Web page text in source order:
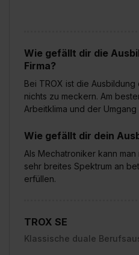
Wie gefällt dir die
Firma?
Bei TROX ist die
nichts zu meckern. Am
Arbeitklima und der
Wie gefällt dir dein
Als Mechatroniker kann
sehr breites Spektrum an
erfüllen.
TROX SE
Klassische duale